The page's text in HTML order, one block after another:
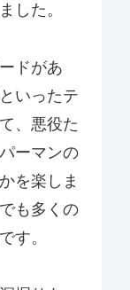
した。
ドがあ
いったテ
、悪役た
ーマンの
を楽しま
も多くの
す。